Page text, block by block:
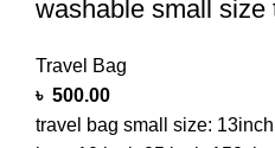
washable small size
Travel Bag
৳ 500.00
travel bag small size: